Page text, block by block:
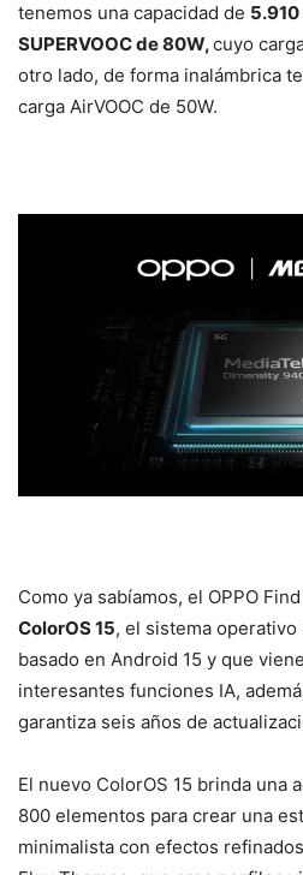
tenemos una capacidad de
SUPERVOOC de 80W,cuyo
otro lado, de forma inalámbrica
carga AirVOOC de 50W.
Como ya sabíamos, el OPPO
ColorOS 15, el sistema
basado en Android 15 y que
interesantes funciones IA,
garantiza seis años de
El nuevo ColorOS 15 brinda una
800 elementos para crear una
minimalista con efectos